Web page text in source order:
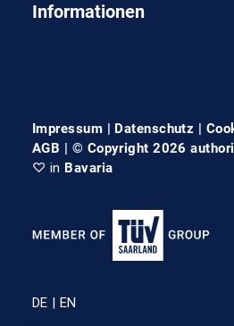
Informationen
Impressum | Datenschutz |
AGB | © Copyright 2026
♡ in Bavaria
DE EN